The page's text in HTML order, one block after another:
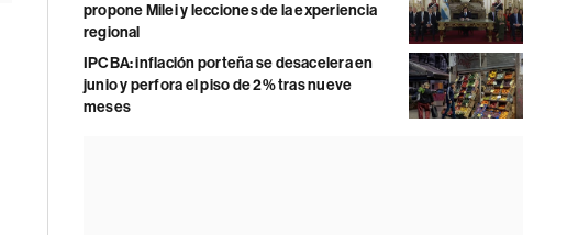
propone Milei y lecciones de la experiencia
regional
IPCBA: inflación porteña se desacelera en
junio y perfora el piso de 2% tras nueve
meses